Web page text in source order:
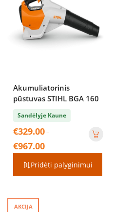
Akumuliatorinis
pūstuvas STIHL BGA 160
Sandėlyje Kaune
€329.00–
€967.00Price
range:
€329.00
Pridėti palyginimui
AKCIJA